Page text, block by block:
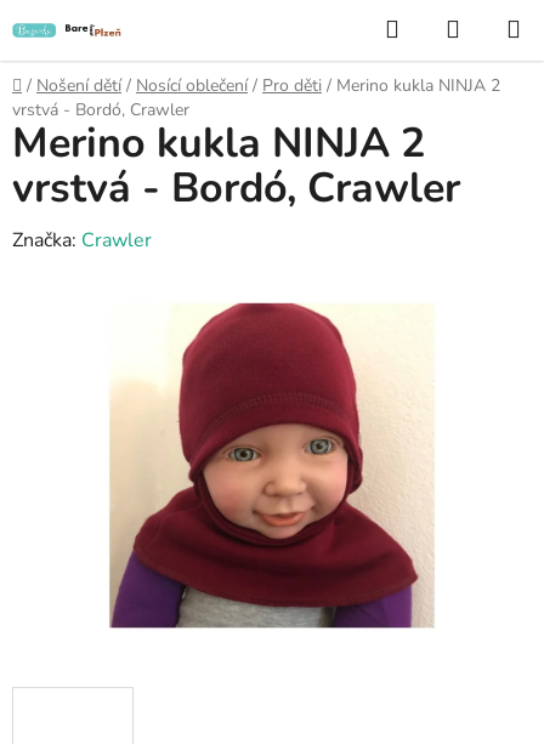
na
obsah
Hledat
KOŠÍK
Domů
/ Nošení dětí / Nosící oblečení / Pro děti / Merino kukla NINJA 2
vrstvá - Bordó, Crawler
Merino kukla NINJA 2
vrstvá - Bordó, Crawler
Značka: Crawler